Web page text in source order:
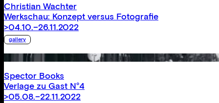
Christian Wachter
Werkschau: Konzept versus Fotografie
>04.10.–26.11.2022
gallery
Spector Books
Verlage zu Gast N°4
>05.08.–22.11.2022